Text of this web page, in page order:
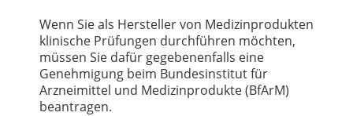
Wenn Sie als Hersteller von Medizinprodukten
klinische Prüfungen durchführen möchten,
müssen Sie dafür gegebenenfalls eine
Genehmigung beim Bundesinstitut für
Arzneimittel und Medizinprodukte (BfArM)
beantragen.